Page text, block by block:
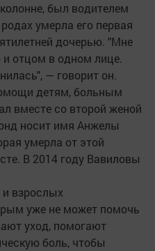
был водителем
умерла его первая
дочерью. "Мне
отцом в одном лице.
— говорит он.
детям, больным
вместе со второй женой
носит имя Анжелы
умерла от этой
В 2014 году Вавиловы
взрослых
уже не может помочь
уход, помогают
боль, чтобы